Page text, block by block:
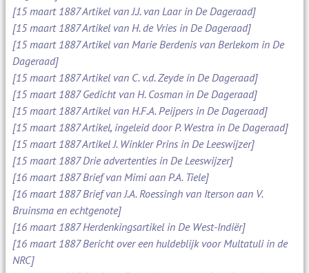
[15 maart 1887 Artikel van J.J. van Laar in De Dageraad]
[15 maart 1887 Artikel van H. de Vries in De Dageraad]
[15 maart 1887 Artikel van Marie Berdenis van Berlekom in De
Dageraad]
[15 maart 1887 Artikel van C. v.d. Zeyde in De Dageraad]
[15 maart 1887 Gedicht van H. Cosman in De Dageraad]
[15 maart 1887 Artikel van H.F.A. Peijpers in De Dageraad]
[15 maart 1887 Artikel, ingeleid door P. Westra in De Dageraad]
[15 maart 1887 Artikel J. Winkler Prins in De Leeswijzer]
[15 maart 1887 Drie advertenties in De Leeswijzer]
[16 maart 1887 Brief van Mimi aan P.A. Tiele]
[16 maart 1887 Brief van J.A. Roessingh van Iterson aan V.
Bruinsma en echtgenote]
[16 maart 1887 Herdenkingsartikel in De West-Indiër]
[16 maart 1887 Bericht over een huldeblijk voor Multatuli in de
NRC]